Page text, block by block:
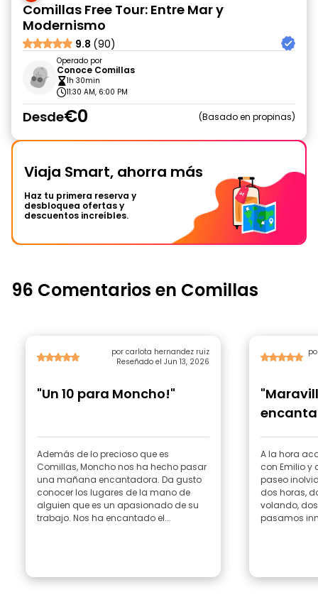
Comillas Free Tour: Entre Mar y
Modernismo
9.8 (90)
Operado por
Conoce Comillas
1h 30min
11:30 AM, 6:00 PM
Desde€0 Basado en propinas
Viaja Smart, ahorra más
Haz tu primera reserva y
desbloquea ofertas y
descuentos increíbles.
96 Comentarios en Comillas
por carlota hernandez ruiz
Reseñado el Jun 13, 2026
"Un 10 para Moncho!"
Además de lo precioso que es
Comillas, Moncho nos ha hecho pasar
una mañana encantadora. Da gusto
conocer los lugares de la mano de
alguien que es un apasionado de su
trabajo. Nos ha encantado el...
A la hora
con Emilio y
paseo
dos horas,
volando,
pasamos